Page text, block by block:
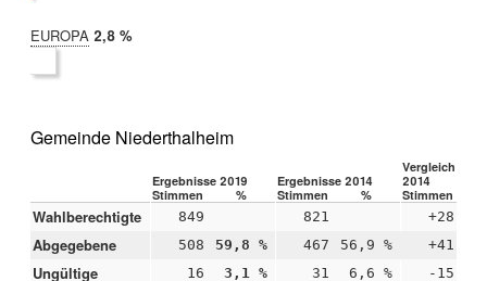
EUROPA 2019:
2,8 %
Gemeinde Niederthalheim
Ergebnisse 2019 Ergebnisse 2014
Vergleich
2014
Stimmen
% Stimmen % Stimmen
Wahlberechtigte 849 821 +28
Abgegebene 508 59,8 % 467 56,9 % +41
Ungültige 16 3,1 % 31 6,6 % -15